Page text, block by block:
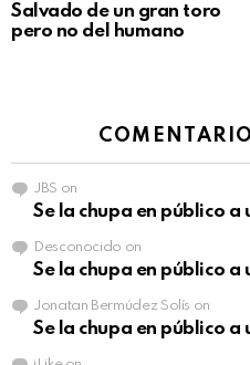
Salvado de un gran toro
pero no del humano
JBS on
Se la chupa en público a
Desconocido on
Se la chupa en público a
Jonatan Bermúdez Solís on
Se la chupa en público a